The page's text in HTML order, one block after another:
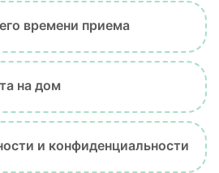
времени приема
на дом
и конфиденциальности